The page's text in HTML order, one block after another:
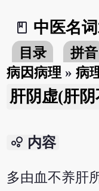
book_2
中医名
目录 拼音
病因病理 »病
肝阴虚(肝
bubble_chart 内容
多由血不养肝